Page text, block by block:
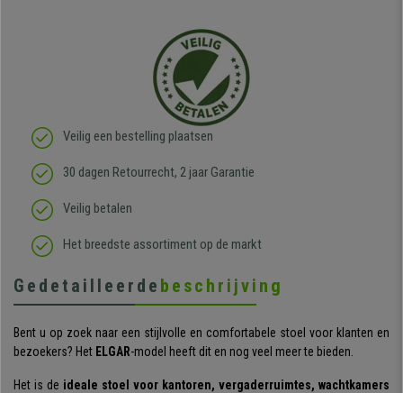
Veilig een bestelling plaatsen
30 dagen Retourrecht, 2 jaar Garantie
Veilig betalen
Het breedste assortiment op de markt
Gedetailleerde beschrijving
Bent u op zoek naar een stijlvolle en comfortabele stoel voor klanten en
bezoekers? Het ELGAR-model heeft dit en nog veel meer te bieden.
Het is de ideale stoel voor kantoren, vergaderruimtes, wachtkamers